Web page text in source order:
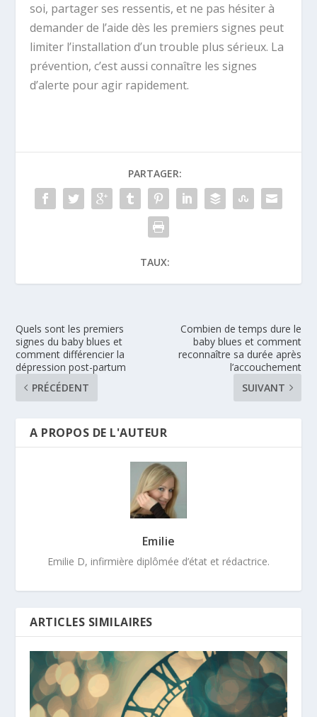
soi, partager ses ressentis, et ne pas hésiter à
demander de l’aide dès les premiers signes peut
limiter l’installation d’un trouble plus sérieux. La
prévention, c’est aussi connaître les signes
d’alerte pour agir rapidement.
PARTAGER:
TAUX:
Quels sont les premiers
signes du baby blues et
comment différencier la
dépression post-partum
PRÉCÉDENT
Combien de temps dure le
baby blues et comment
reconnaître sa durée après
l’accouchement
SUIVANT
A PROPOS DE L'AUTEUR
Emilie
Emilie D, infirmière diplômée d’état et rédactrice.
ARTICLES SIMILAIRES